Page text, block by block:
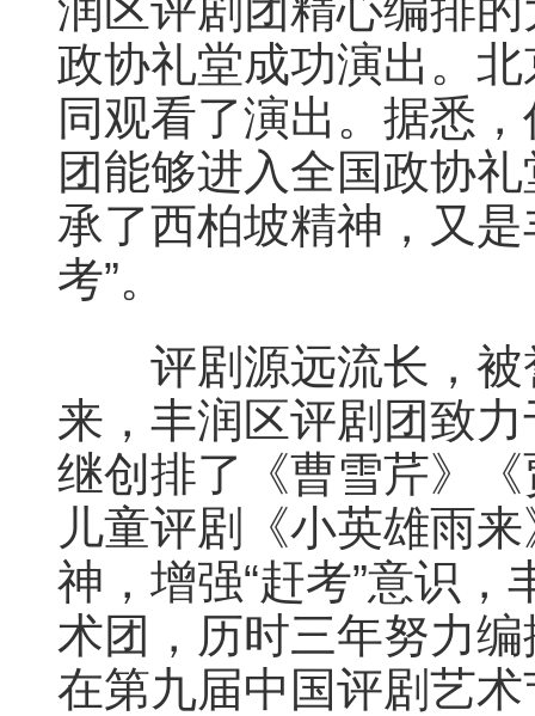
政协礼堂成功演出。
同观看了演出。据悉
团能够进入全国政协
承了西柏坡精神，又
考”。
评剧源远流长，被
来，丰润区评剧团致
继创排了《曹雪芹》
儿童评剧《小英雄雨
神，增强“赶考”意识
术团，历时三年努力
在第九届中国评剧艺